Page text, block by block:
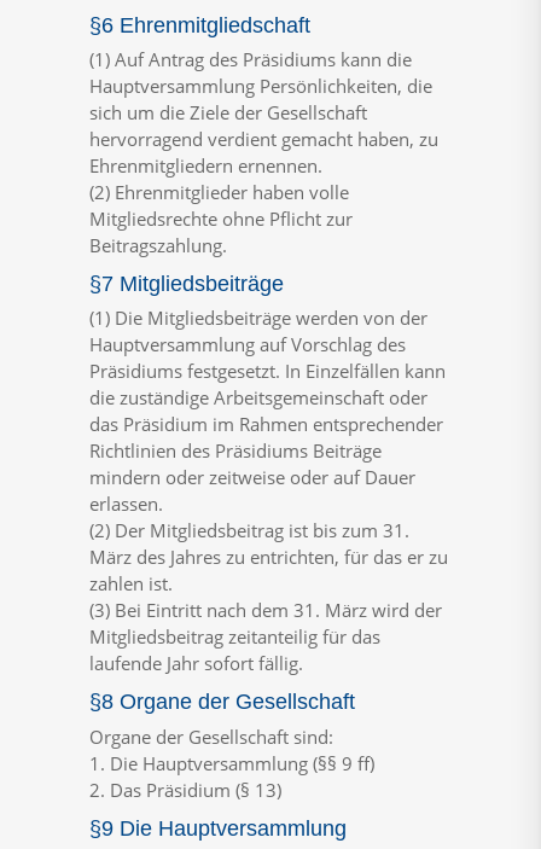
§6 Ehrenmitgliedschaft
(1) Auf Antrag des Präsidiums kann die
Hauptversammlung Persönlichkeiten, die
sich um die Ziele der Gesellschaft
hervorragend verdient gemacht haben, zu
Ehrenmitgliedern ernennen.
(2) Ehrenmitglieder haben volle
Mitgliedsrechte ohne Pflicht zur
Beitragszahlung.
§7 Mitgliedsbeiträge
(1) Die Mitgliedsbeiträge werden von der
Hauptversammlung auf Vorschlag des
Präsidiums festgesetzt. In Einzelfällen kann
die zuständige Arbeitsgemeinschaft oder
das Präsidium im Rahmen entsprechender
Richtlinien des Präsidiums Beiträge
mindern oder zeitweise oder auf Dauer
erlassen.
(2) Der Mitgliedsbeitrag ist bis zum 31.
März des Jahres zu entrichten, für das er zu
zahlen ist.
(3) Bei Eintritt nach dem 31. März wird der
Mitgliedsbeitrag zeitanteilig für das
laufende Jahr sofort fällig.
§8 Organe der Gesellschaft
Organe der Gesellschaft sind:
1. Die Hauptversammlung (§§ 9 ff)
2. Das Präsidium (§ 13)
§9 Die Hauptversammlung